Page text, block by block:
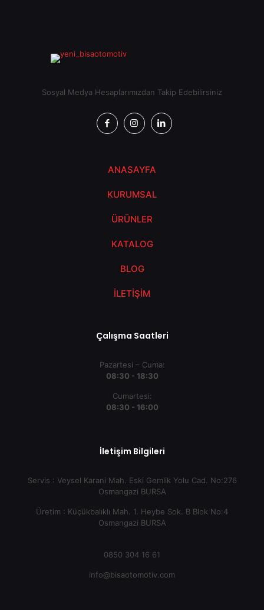
Sosyal Medya Hesaplarımızdan Takip Edebilirsiniz
ANASAYFA
KURUMSAL
ÜRÜNLER
KATALOG
BLOG
İLETİŞİM
Çalışma Saatleri
Pazartesi – Cuma:
08:30 - 18:30
Cumartesi:
08:30 - 16:00
İletişim Bilgileri
Servis : Veysel Karani Mah. Eski Gemlik Yolu Cad. No:276
Osmangazi BURSA
Üretim : Küçükbalıklı Mah. 1. Heybe Sok. B Blok No:4
Osmangazi BURSA
0850 304 16 61
info@bisaotomotiv.com